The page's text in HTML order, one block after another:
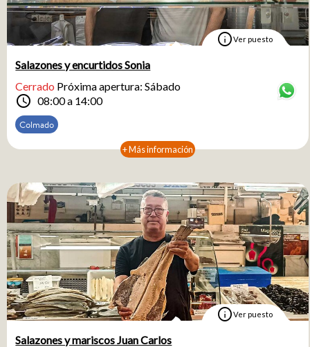
infoVer puesto
Salazones y encurtidos Sonia
Cerrado Próxima apertura: Sábado
schedule 08:00 a 14:00
Colmado
+ Más información
infoVer puesto
Salazones y mariscos Juan Carlos